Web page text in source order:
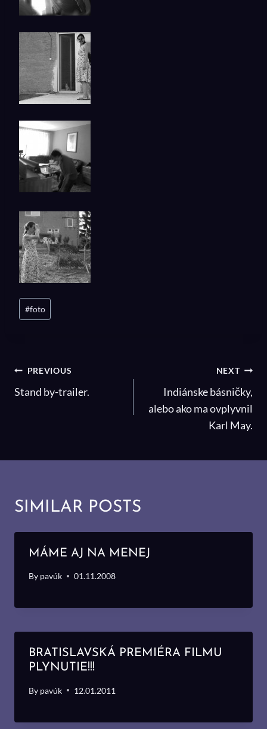
Post
Tags:
#foto
NAVIGÁCIA
V
PREVIOUS
Stand by-trailer.
NEXT
Indiánske básničky,
alebo ako ma ovplyvnil
Karl May.
SIMILAR POSTS
MÁME AJ NA MENEJ
By pavúk 01.11.2008
BRATISLAVSKÁ PREMIÉRA FILMU
PLYNUTIE!!!
By pavúk 12.01.2011